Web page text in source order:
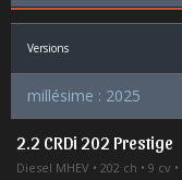
Versions
millésime : 2025
2.2 CRDi 202 Prestige
Diesel MHEV 202 ch 9 cv